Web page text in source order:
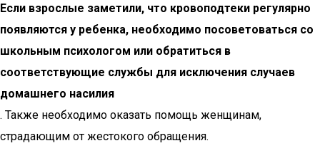
Если взрослые заметили, что кровоподтеки регулярно
появляются у ребенка, необходимо посоветоваться со
школьным психологом или обратиться в
соответствующие службы для исключения случаев
домашнего насилия
. Также необходимо оказать помощь женщинам,
страдающим от жестокого обращения.